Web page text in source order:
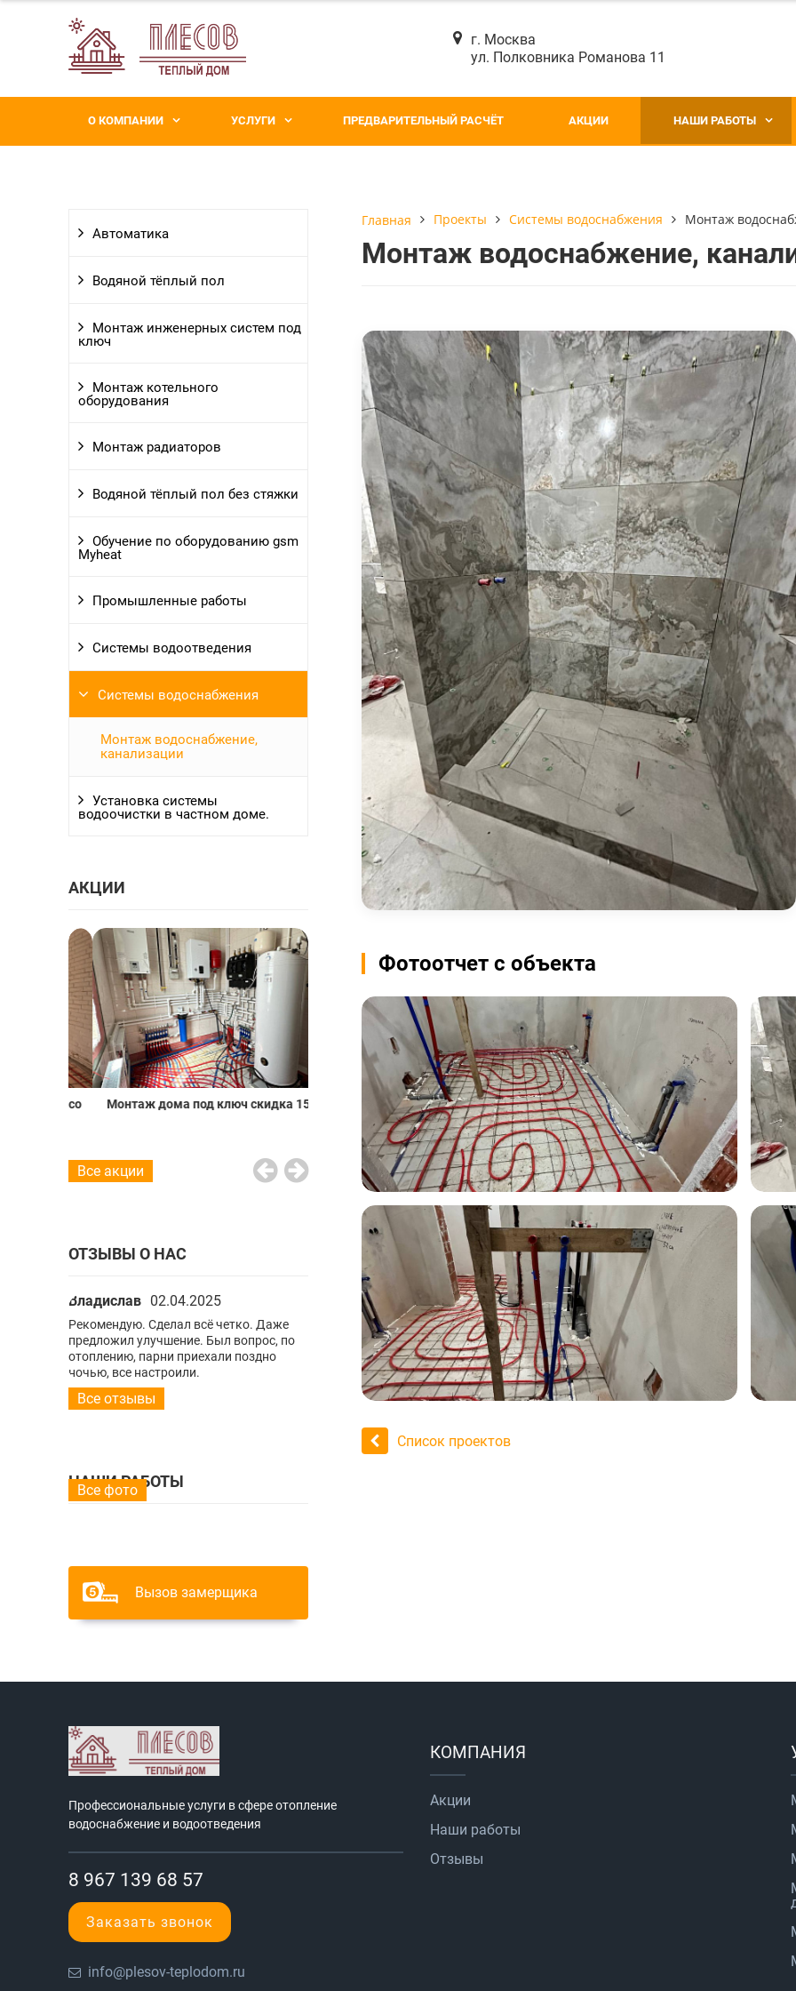
г. Москва
ул. Полковника Романова 11
О КОМПАНИИ УСЛУГИ ПРЕДВАРИТЕЛЬНЫЙ РАСЧЁТ АКЦИИ НАШИ РАБОТЫ
Автоматика
Водяной тёплый пол
Монтаж инженерных систем под
ключ
Монтаж котельного
оборудования
Монтаж радиаторов
Водяной тёплый пол без стяжки
Обучение по оборудованию gsm
Myheat
Промышленные работы
Системы водоотведения
Системы водоснабжения
Монтаж водоснабжение,
канализации
Установка системы
водоочистки в частном доме.
АКЦИИ
Монтаж дома под ключ скидка 15% Проект водяного пола в подарок
При заказе установки водоочистки
предоставляется скидка 15% на
оборудование.
Все акции
ОТЗЫВЫ О НАС
Владислав 02.04.2025
Рекомендую. Сделал всё четко. Даже
предложил улучшение. Был вопрос, по
отоплению, парни приехали поздно
ночью, все настроили.
Владислав 02.04.2025
Рекомендую. Сделал всё четко. Даже
предложил улучшение. Был вопрос, по
отоплению, парни приехали поздно
ночью, все настроили.
Владислав 02.04.2025
Рекомендую. Сделал всё четко. Даже
предложил улучшение. Был вопрос, по
отоплению, парни приехали поздно
ночью, все настроили.
Все отзывы
НАШИ РАБОТЫ
Все фото
Вызов замерщика
Главная Проекты Системы водоснабжения Монтаж
Монтаж водоснабжение,
Фотоотчет с объекта
Список проектов
Профессиональные услуги в сфере отопление
водоснабжение и водоотведения
8 967 139 68 57
Заказать звонок
info@plesov-teplodom.ru
КОМПАНИЯ
Акции
Наши работы
Отзывы